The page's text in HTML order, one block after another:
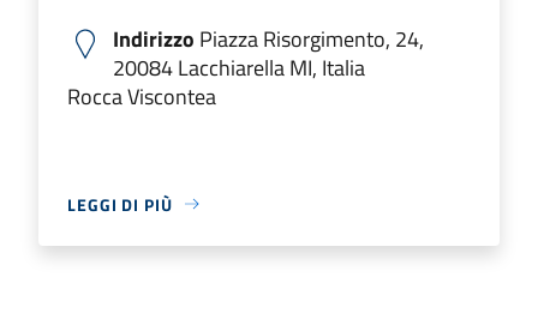
Indirizzo Piazza Risorgimento, 24,
20084 Lacchiarella MI, Italia
Rocca Viscontea
LEGGI DI PIÙ